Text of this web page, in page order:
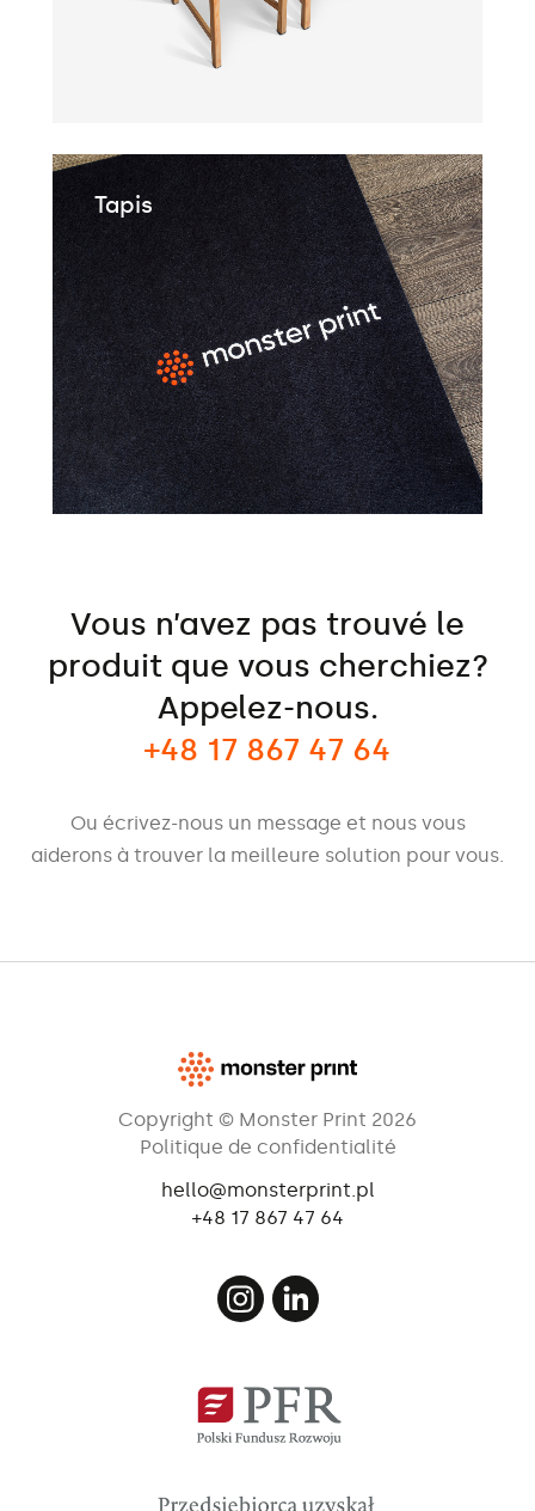
Tapis
Vous n’avez pas trouvé le
produit que vous cherchiez?
Appelez-nous.
+48 17 867 47 64
Ou écrivez-nous un message et nous vous
aiderons à trouver la meilleure solution pour vous.
Copyright © Monster Print 2026
Politique de confidentialité
hello@monsterprint.pl
+48 17 867 47 64